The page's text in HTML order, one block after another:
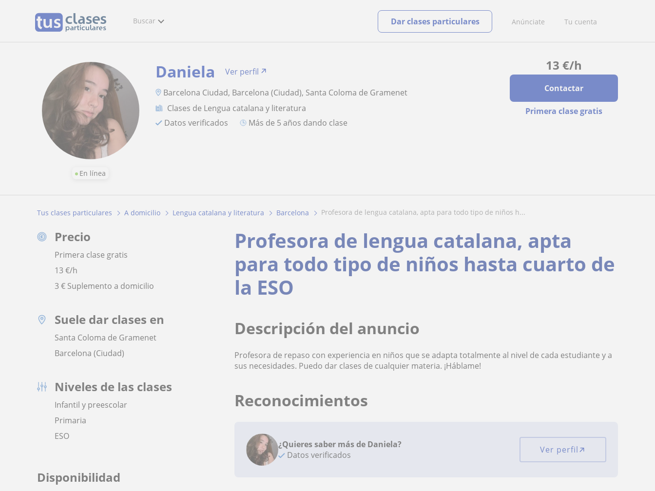
Buscar Anúnciate Tu cuenta
Dar clases particulares
En línea
13 €/h
Contactar
Primera clase gratis
Daniela
Ver perfil
Barcelona Ciudad, Barcelona (Ciudad), Santa Coloma de Gramenet
Clases de Lengua catalana y literatura
Datos verificados
más de 5 años dando clase
Tus clases particulares A domicilio Lengua catalana y literatura Barcelona profesora de lengua catalana, apta para todo tipo de niños h...
Precio
Primera clase gratis
13 €/h
3 € Suplemento a domicilio
Suele dar clases en
Santa Coloma de Gramenet
Barcelona (Ciudad)
Niveles de las clases
Infantil y preescolar
Primaria
ESO
Disponibilidad
Profesora de lengua catalana, apta
para todo tipo de niños hasta cuarto de
la ESO
Descripción del anuncio
Profesora de repaso con experiencia en niños que se adapta totalmente al nivel de cada estudiante y a
sus necesidades. Puedo dar clases de cualquier materia. ¡Háblame!
Reconocimientos
¿Quieres saber más de Daniela?
Datos verificados
Ver perfil